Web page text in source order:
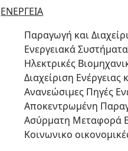
ΕΝΕΡΓΕΙΑ
Παραγωγή και
Ενεργειακά Συστήματα
Ηλεκτρικές
Διαχείριση
Ανανεώσιμες Πηγές
Αποκεντρωμένη
Ασύρματη Μεταφορά
Κοινωνικο